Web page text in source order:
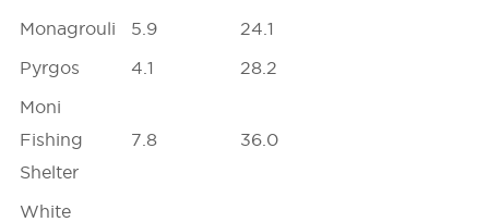
Monagrouli 5.9
24.1
Pyrgos
4.1
28.2
Moni
Fishing
Shelter
7.8 36.0
White